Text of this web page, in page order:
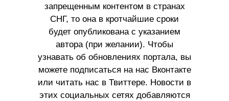
запрещенным контентом в странах
СНГ, то она в кротчайшие сроки
будет опубликована с указанием
автора (при желании). Чтобы
узнавать об обновлениях портала, вы
можете подписаться на нас Вконтакте
или читать нас в Твиттере. Новости в
этих социальных сетях добавляются